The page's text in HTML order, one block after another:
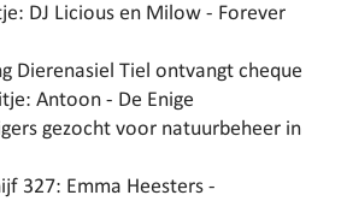
DJ Licious en Milow - Forever
Dierenasiel Tiel ontvangt cheque
Antoon - De Enige
gezocht voor natuurbeheer in
327: Emma Heesters -